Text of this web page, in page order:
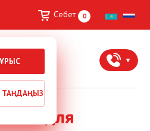
ТАҢДАҢЫЗ
Себет 0
для